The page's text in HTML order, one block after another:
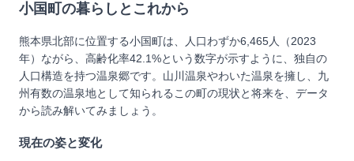
小国町 の暮らしとこれから
熊本県北部に位置する小国町は、人口わずか6,465人（2023
年）ながら、高齢化率42.1%という数字が示すように、独自の
人口構造を持つ温泉郷です。山川温泉やわいた温泉を擁し、九
州有数の温泉地として知られるこの町の現状と将来を、データ
から読み解いてみましょう。
現在の姿と変化